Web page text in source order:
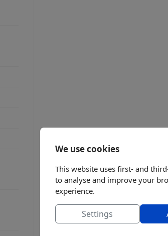
We use cookies
This website uses first- and
to analyse and improve your
experience.
Settings